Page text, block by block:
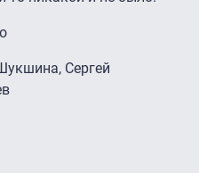
Сергей